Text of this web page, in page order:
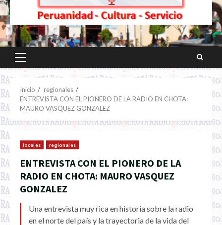
Menú
principal
Inicio
regionales
ENTREVISTA CON EL PIONERO DE LA RADIO EN CHOTA:
MAURO VASQUEZ GONZALEZ
locales regionales
ENTREVISTA CON EL PIONERO DE LA
RADIO EN CHOTA: MAURO VASQUEZ
GONZALEZ
Una entrevista muy rica en historia sobre la radio
en el norte del país y la trayectoria de la vida del